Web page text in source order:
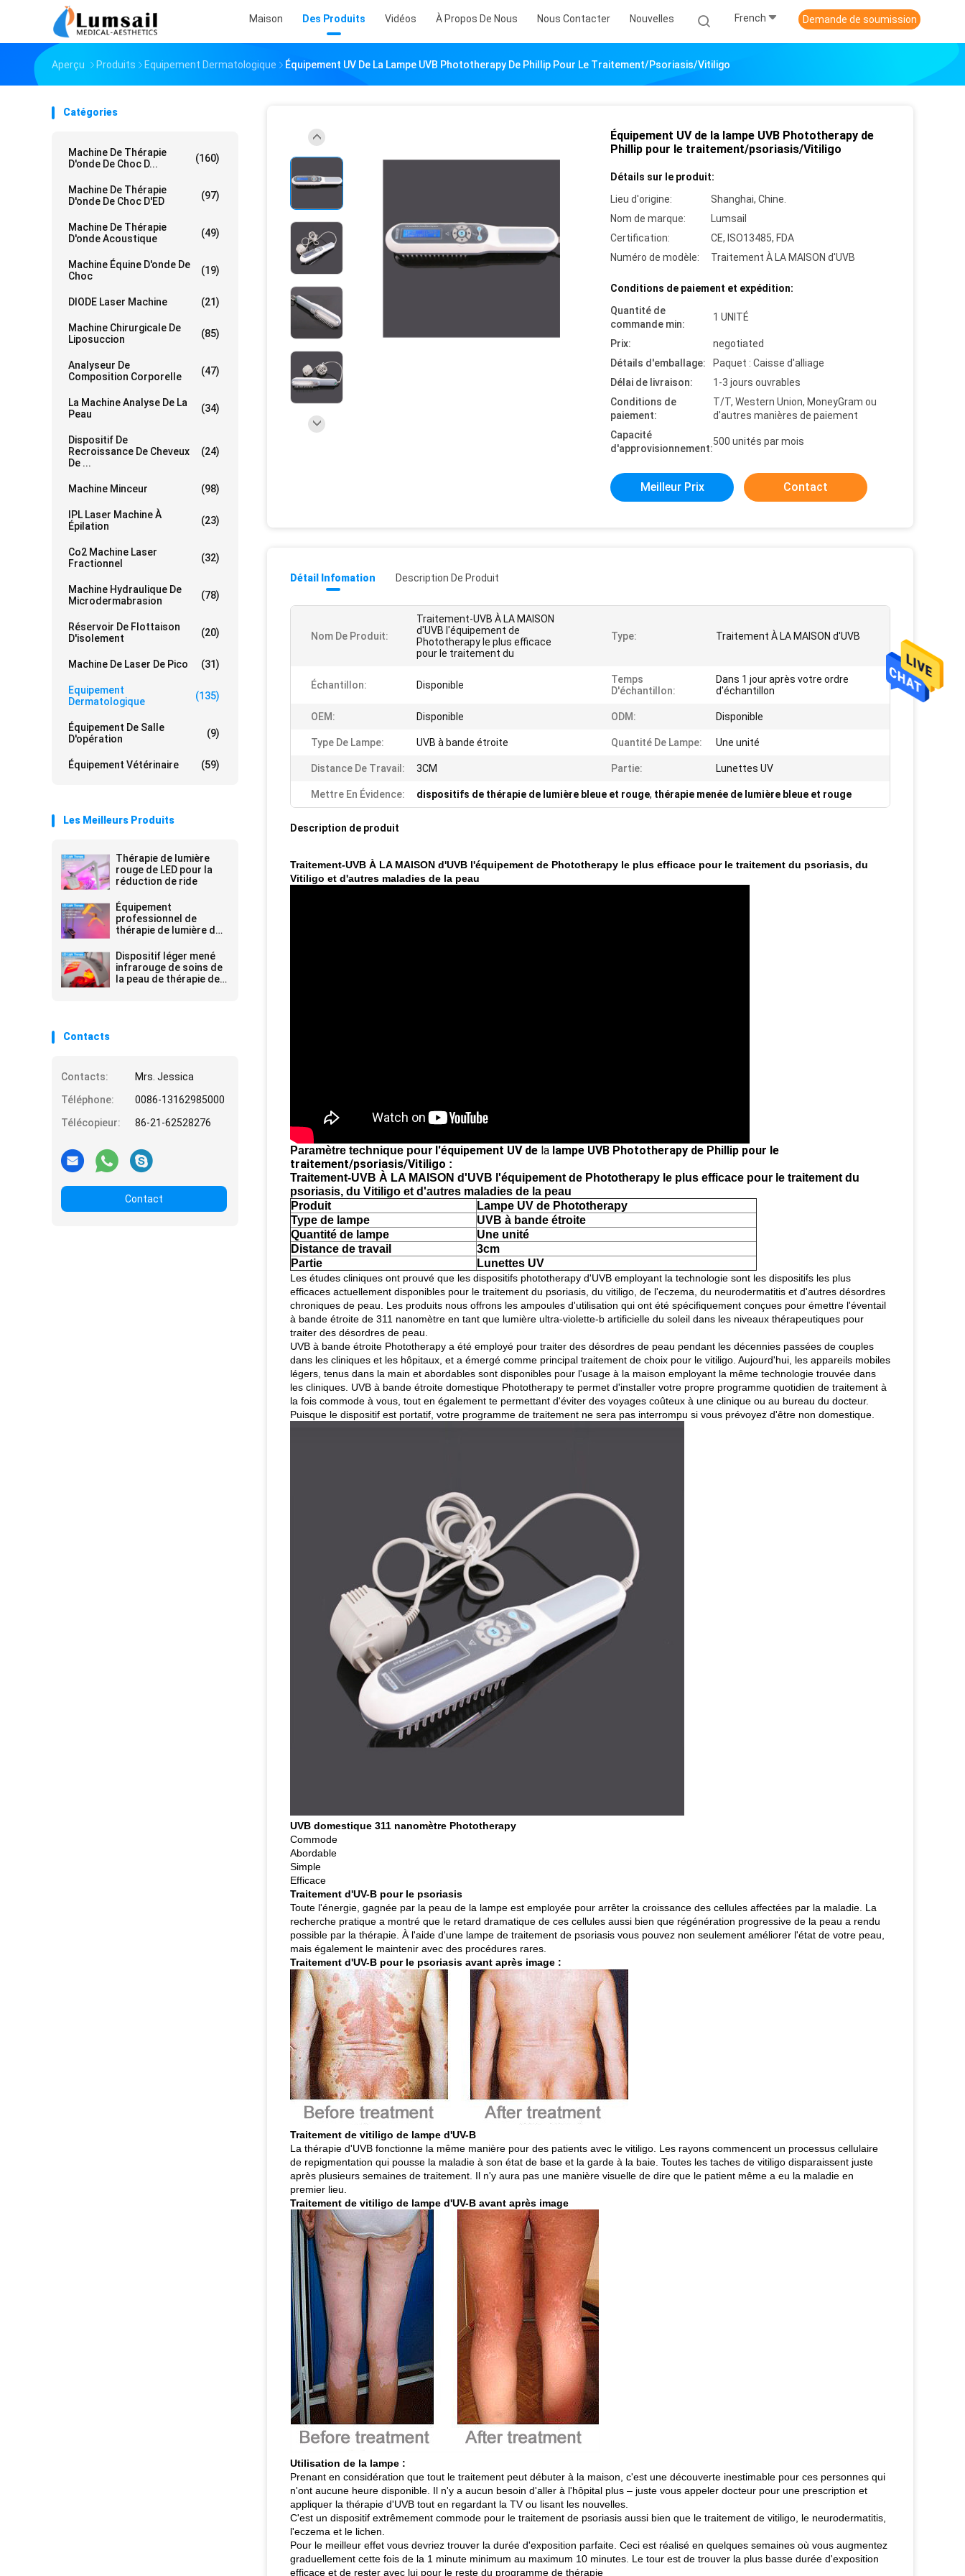
Maison Des Produits Vidéos À Propos De Nous Nous Contacter Nouvelles French Demande de soumission
Aperçu Produits Equipement Dermatologique Équipement UV De La Lampe UVB Phototherapy De Phillip Pour Le Traitement/psoriasis/Vitiligo
Catégories
Machine De Thérapie
D'onde De Choc D...
(160)
Machine De Thérapie
D'onde De Choc D'ED
(97)
Machine De Thérapie
D'onde Acoustique
(49)
Machine Équine D'onde De
Choc
(19)
DIODE Laser Machine (21)
Machine Chirurgicale De
Liposuccion
(85)
Analyseur De
Composition Corporelle
(47)
La Machine Analyse De La
Peau
(34)
Dispositif De
Recroissance De Cheveux
De ...
(24)
Machine Minceur (98)
IPL Laser Machine À
Épilation
(23)
Co2 Machine Laser
Fractionnel
(32)
Machine Hydraulique De
Microdermabrasion
(78)
Réservoir De Flottaison
D'isolement
(20)
Machine De Laser De Pico (31)
Equipement
Dermatologique
(135)
Équipement De Salle
D'opération
(9)
Équipement Vétérinaire (59)
Les Meilleurs Produits
Thérapie de lumière
rouge de LED pour la
réduction de ride
Équipement
professionnel de
thérapie de lumière de
Dispositif léger mené
infrarouge de soins de
la peau de thérapie de
Contacts
Contacts:
Mrs. Jessica
Téléphone:
0086-13162985000
Télécopieur:
86-21-62528276
Contact
Équipement UV de la lampe UVB Phototherapy de
Phillip pour le traitement/psoriasis/Vitiligo
Détails sur le produit:
Lieu d'origine:
Shanghai, Chine.
Nom de marque:
Lumsail
Certification:
CE, ISO13485, FDA
Numéro de modèle:
Traitement À LA MAISON d'UVB
Conditions de paiement et expédition:
Quantité de
commande min:
1 UNITÉ
Prix:
negotiated
Détails d'emballage:
Paquet : Caisse d'alliage
Délai de livraison:
1-3 jours ouvrables
Conditions de
paiement:
T/T, Western Union, MoneyGram ou
d'autres manières de paiement
Capacité
d'approvisionnement:
500 unités par mois
Meilleur Prix Contact
Détail Infomation Description De Produit
Nom De Produit:
Traitement-UVB À LA MAISON
d'UVB l'équipement de
Phototherapy le plus efficace
pour le traitement du
Type: Traitement À LA MAISON d'UVB
Échantillon: Disponible
Temps
D'échantillon:
Dans 1 jour après votre ordre
d'échantillon
OEM: Disponible ODM: Disponible
Type De Lampe: UVB à bande étroite Quantité De Lampe: Une unité
Distance De Travail: 3CM Partie: Lunettes UV
Mettre En Évidence: dispositifs de thérapie de lumière bleue et rouge, thérapie menée de lumière bleue et rouge
Description de produit
Traitement-UVB À LA MAISON d'UVB l'équipement de Phototherapy le plus efficace pour le traitement du psoriasis, du
Vitiligo et d'autres maladies de la peau
Paramètre technique pour l'équipement UV de la lampe UVB Phototherapy de Phillip pour le
traitement/psoriasis/Vitiligo :
Traitement-UVB À LA MAISON d'UVB l'équipement de Phototherapy le plus efficace pour le traitement du
psoriasis, du Vitiligo et d'autres maladies de la peau
Produit
Lampe UV de Phototherapy
Type de lampe
UVB à bande étroite
Quantité de lampe
Une unité
Distance de travail
3cm
Partie
Lunettes UV
Les études cliniques ont prouvé que les dispositifs phototherapy d'UVB employant la technologie sont les dispositifs les plus
efficaces actuellement disponibles pour le traitement du psoriasis, du vitiligo, de l'eczema, du neurodermatitis et d'autres désordres
chroniques de peau. Les produits nous offrons les ampoules d'utilisation qui ont été spécifiquement conçues pour émettre l'éventail
à bande étroite de 311 nanomètre en tant que lumière ultra-violette-b artificielle du soleil dans les niveaux thérapeutiques pour
traiter des désordres de peau.
UVB à bande étroite Phototherapy a été employé pour traiter des désordres de peau pendant les décennies passées de couples
dans les cliniques et les hôpitaux, et a émergé comme principal traitement de choix pour le vitiligo. Aujourd'hui, les appareils mobiles
légers, tenus dans la main et abordables sont disponibles pour l'usage à la maison employant la même technologie trouvée dans
les cliniques. UVB à bande étroite domestique Phototherapy te permet d'installer votre propre programme quotidien de traitement à
la fois commode à vous, tout en également te permettant d'éviter des voyages coûteux à une clinique ou au bureau du docteur.
Puisque le dispositif est portatif, votre programme de traitement ne sera pas interrompu si vous prévoyez d'être non domestique.
UVB domestique 311 nanomètre Phototherapy
Commode
Abordable
Simple
Efficace
Traitement d'UV-B pour le psoriasis
Toute l'énergie, gagnée par la peau de la lampe est employée pour arrêter la croissance des cellules affectées par la maladie. La
recherche pratique a montré que le retard dramatique de ces cellules aussi bien que régénération progressive de la peau a rendu
possible par la thérapie. À l'aide d'une lampe de traitement de psoriasis vous pouvez non seulement améliorer l'état de votre peau,
mais également le maintenir avec des procédures rares.
Traitement d'UV-B pour le psoriasis avant après image :
Traitement de vitiligo de lampe d'UV-B
La thérapie d'UVB fonctionne la même manière pour des patients avec le vitiligo. Les rayons commencent un processus cellulaire
de repigmentation qui pousse la maladie à son état de base et la garde à la baie. Toutes les taches de vitiligo disparaissent juste
après plusieurs semaines de traitement. Il n'y aura pas une manière visuelle de dire que le patient même a eu la maladie en
premier lieu.
Traitement de vitiligo de lampe d'UV-B avant après image
Utilisation de la lampe :
Prenant en considération que tout le traitement peut débuter à la maison, c'est une découverte inestimable pour ces personnes qui
n'ont aucune heure disponible. Il n'y a aucun besoin d'aller à l'hôpital plus – juste vous appeler docteur pour une prescription et
appliquer la thérapie d'UVB tout en regardant la TV ou lisant les nouvelles.
C'est un dispositif extrêmement commode pour le traitement de psoriasis aussi bien que le traitement de vitiligo, le neurodermatitis,
l'eczema et le lichen.
Pour le meilleur effet vous devriez trouver la durée d'exposition parfaite. Ceci est réalisé en quelques semaines où vous augmentez
graduellement cette fois de la 1 minute minimum au maximum 10 minutes. Le tour est de trouver la plus basse durée d'exposition
efficace et de rester avec lui pour le reste du programme de thérapie